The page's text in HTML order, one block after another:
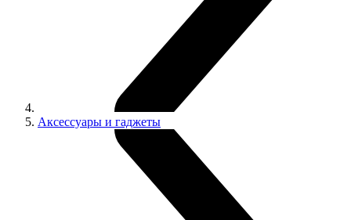
Аксессуары и гаджеты